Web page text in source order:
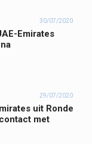
30/07/2020
Emirates
29/07/2020
uit Ronde
met